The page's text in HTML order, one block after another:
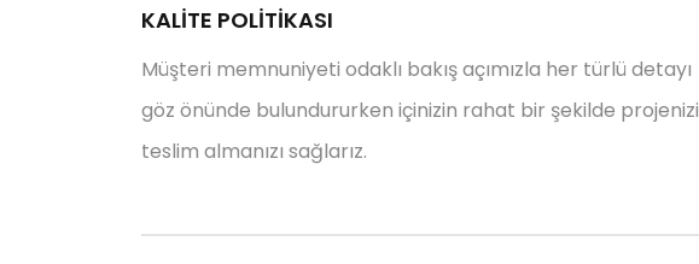
KALİTE POLİTİKASI
Müşteri memnuniyeti odaklı bakış açımızla her türlü detayı
göz önünde bulundururken içinizin rahat bir şekilde projenizi
teslim almanızı sağlarız.